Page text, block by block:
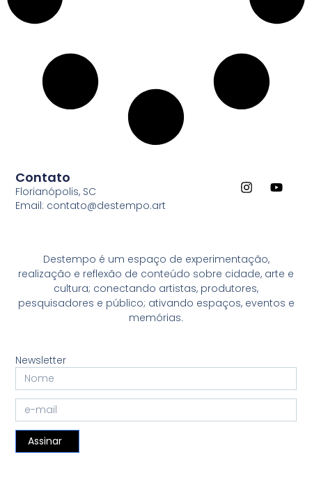
Destempo é um espaço de experimentação,
realização e reflexão de conteúdo sobre cidade, arte e
cultura; conectando artistas, produtores,
pesquisadores e público; ativando espaços, eventos e
memórias.
Contato
Florianópolis, SC
Email: contato@destempo.art
Newsletter
Assinar